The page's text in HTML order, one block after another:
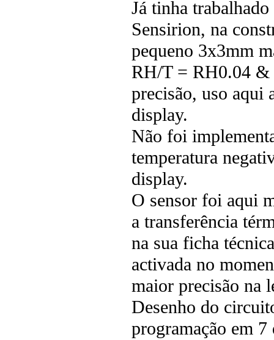
Já tinha
Sensirion, na
pequeno 3x3mm
RH/T = RH0.04 &
precisão, uso aqui
display.
Não foi
temperatura
display.
O sensor foi aqui
a transferência
na sua ficha
activada no
maior precisão na
Desenho do
programação em 7